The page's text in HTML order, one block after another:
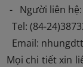
- Người liên hệ:
Tel: (84-
Email:
chi tiết xin